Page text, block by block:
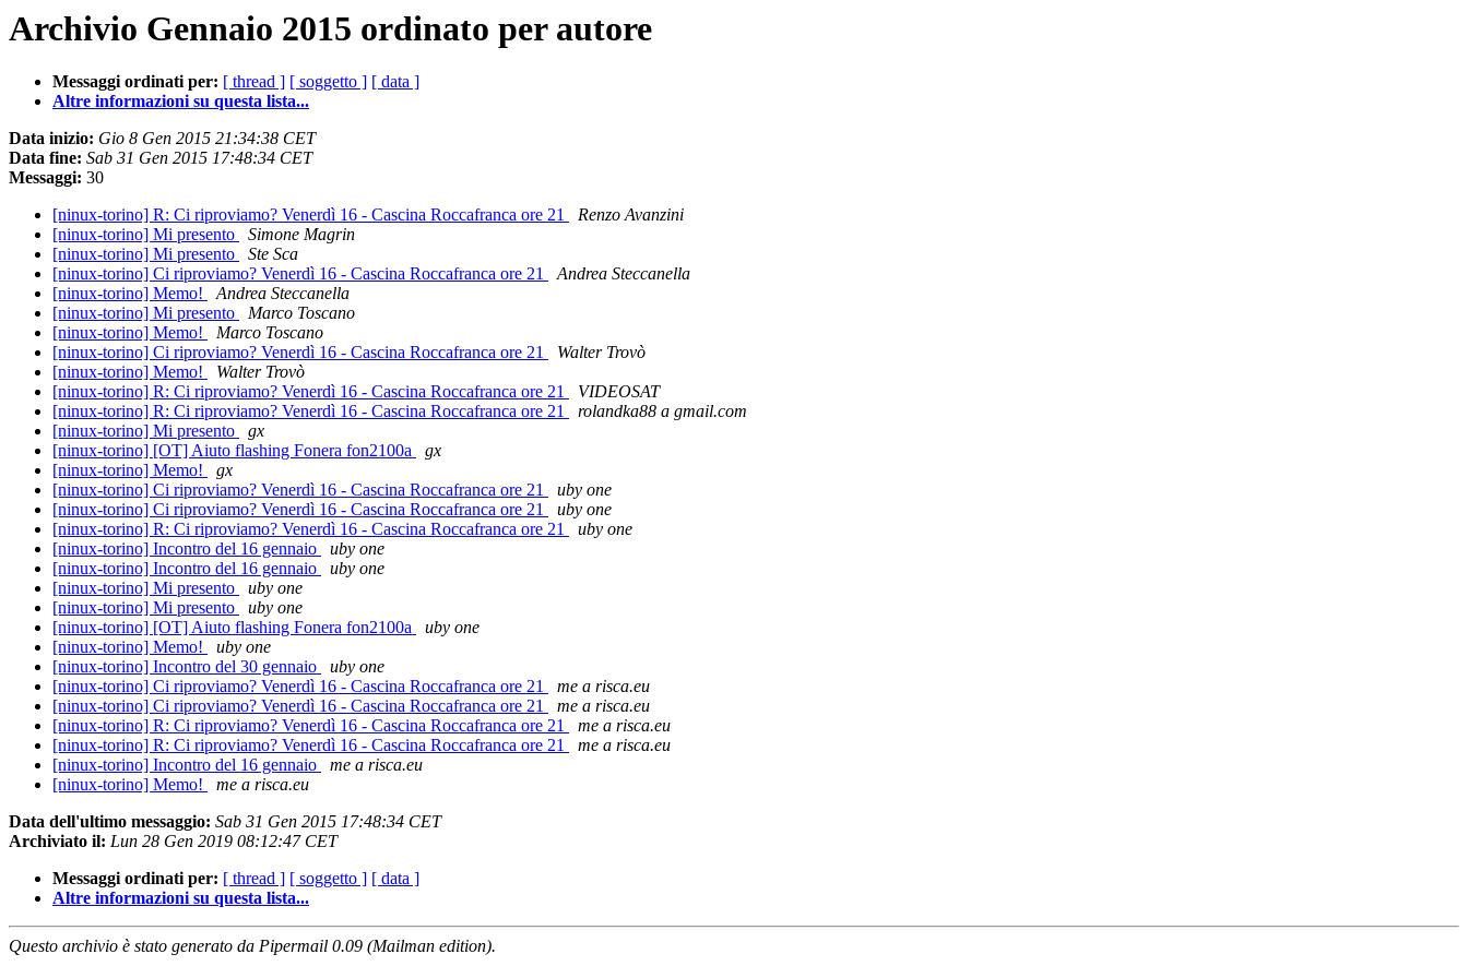
Archivio Gennaio 2015 ordinato per autore
Messaggi ordinati per: [ thread ] [ soggetto ] [ data ]
Altre informazioni su questa lista...
Data inizio: Gio 8 Gen 2015 21:34:38 CET
Data fine: Sab 31 Gen 2015 17:48:34 CET
Messaggi: 30
[ninux-torino] R: Ci riproviamo? Venerdì 16 - Cascina Roccafranca ore 21
Renzo Avanzini
[ninux-torino] Mi presento
Simone Magrin
[ninux-torino] Mi presento
Ste Sca
[ninux-torino] Ci riproviamo? Venerdì 16 - Cascina Roccafranca ore 21
Andrea Steccanella
[ninux-torino] Memo!
Andrea Steccanella
[ninux-torino] Mi presento
Marco Toscano
[ninux-torino] Memo!
Marco Toscano
[ninux-torino] Ci riproviamo? Venerdì 16 - Cascina Roccafranca ore 21
Walter Trovò
[ninux-torino] Memo!
Walter Trovò
[ninux-torino] R: Ci riproviamo? Venerdì 16 - Cascina Roccafranca ore 21
VIDEOSAT
[ninux-torino] R: Ci riproviamo? Venerdì 16 - Cascina Roccafranca ore 21
rolandka88 a gmail.com
[ninux-torino] Mi presento
gx
[ninux-torino] [OT] Aiuto flashing Fonera fon2100a
gx
[ninux-torino] Memo!
gx
[ninux-torino] Ci riproviamo? Venerdì 16 - Cascina Roccafranca ore 21
uby one
[ninux-torino] Ci riproviamo? Venerdì 16 - Cascina Roccafranca ore 21
uby one
[ninux-torino] R: Ci riproviamo? Venerdì 16 - Cascina Roccafranca ore 21
uby one
[ninux-torino] Incontro del 16 gennaio
uby one
[ninux-torino] Incontro del 16 gennaio
uby one
[ninux-torino] Mi presento
uby one
[ninux-torino] Mi presento
uby one
[ninux-torino] [OT] Aiuto flashing Fonera fon2100a
uby one
[ninux-torino] Memo!
uby one
[ninux-torino] Incontro del 30 gennaio
uby one
[ninux-torino] Ci riproviamo? Venerdì 16 - Cascina Roccafranca ore 21
me a risca.eu
[ninux-torino] Ci riproviamo? Venerdì 16 - Cascina Roccafranca ore 21
me a risca.eu
[ninux-torino] R: Ci riproviamo? Venerdì 16 - Cascina Roccafranca ore 21
me a risca.eu
[ninux-torino] R: Ci riproviamo? Venerdì 16 - Cascina Roccafranca ore 21
me a risca.eu
[ninux-torino] Incontro del 16 gennaio
me a risca.eu
[ninux-torino] Memo!
me a risca.eu
Data dell'ultimo messaggio: Sab 31 Gen 2015 17:48:34 CET
Archiviato il: Lun 28 Gen 2019 08:12:47 CET
Messaggi ordinati per: [ thread ] [ soggetto ] [ data ]
Altre informazioni su questa lista...
Questo archivio è stato generato da Pipermail 0.09 (Mailman edition).